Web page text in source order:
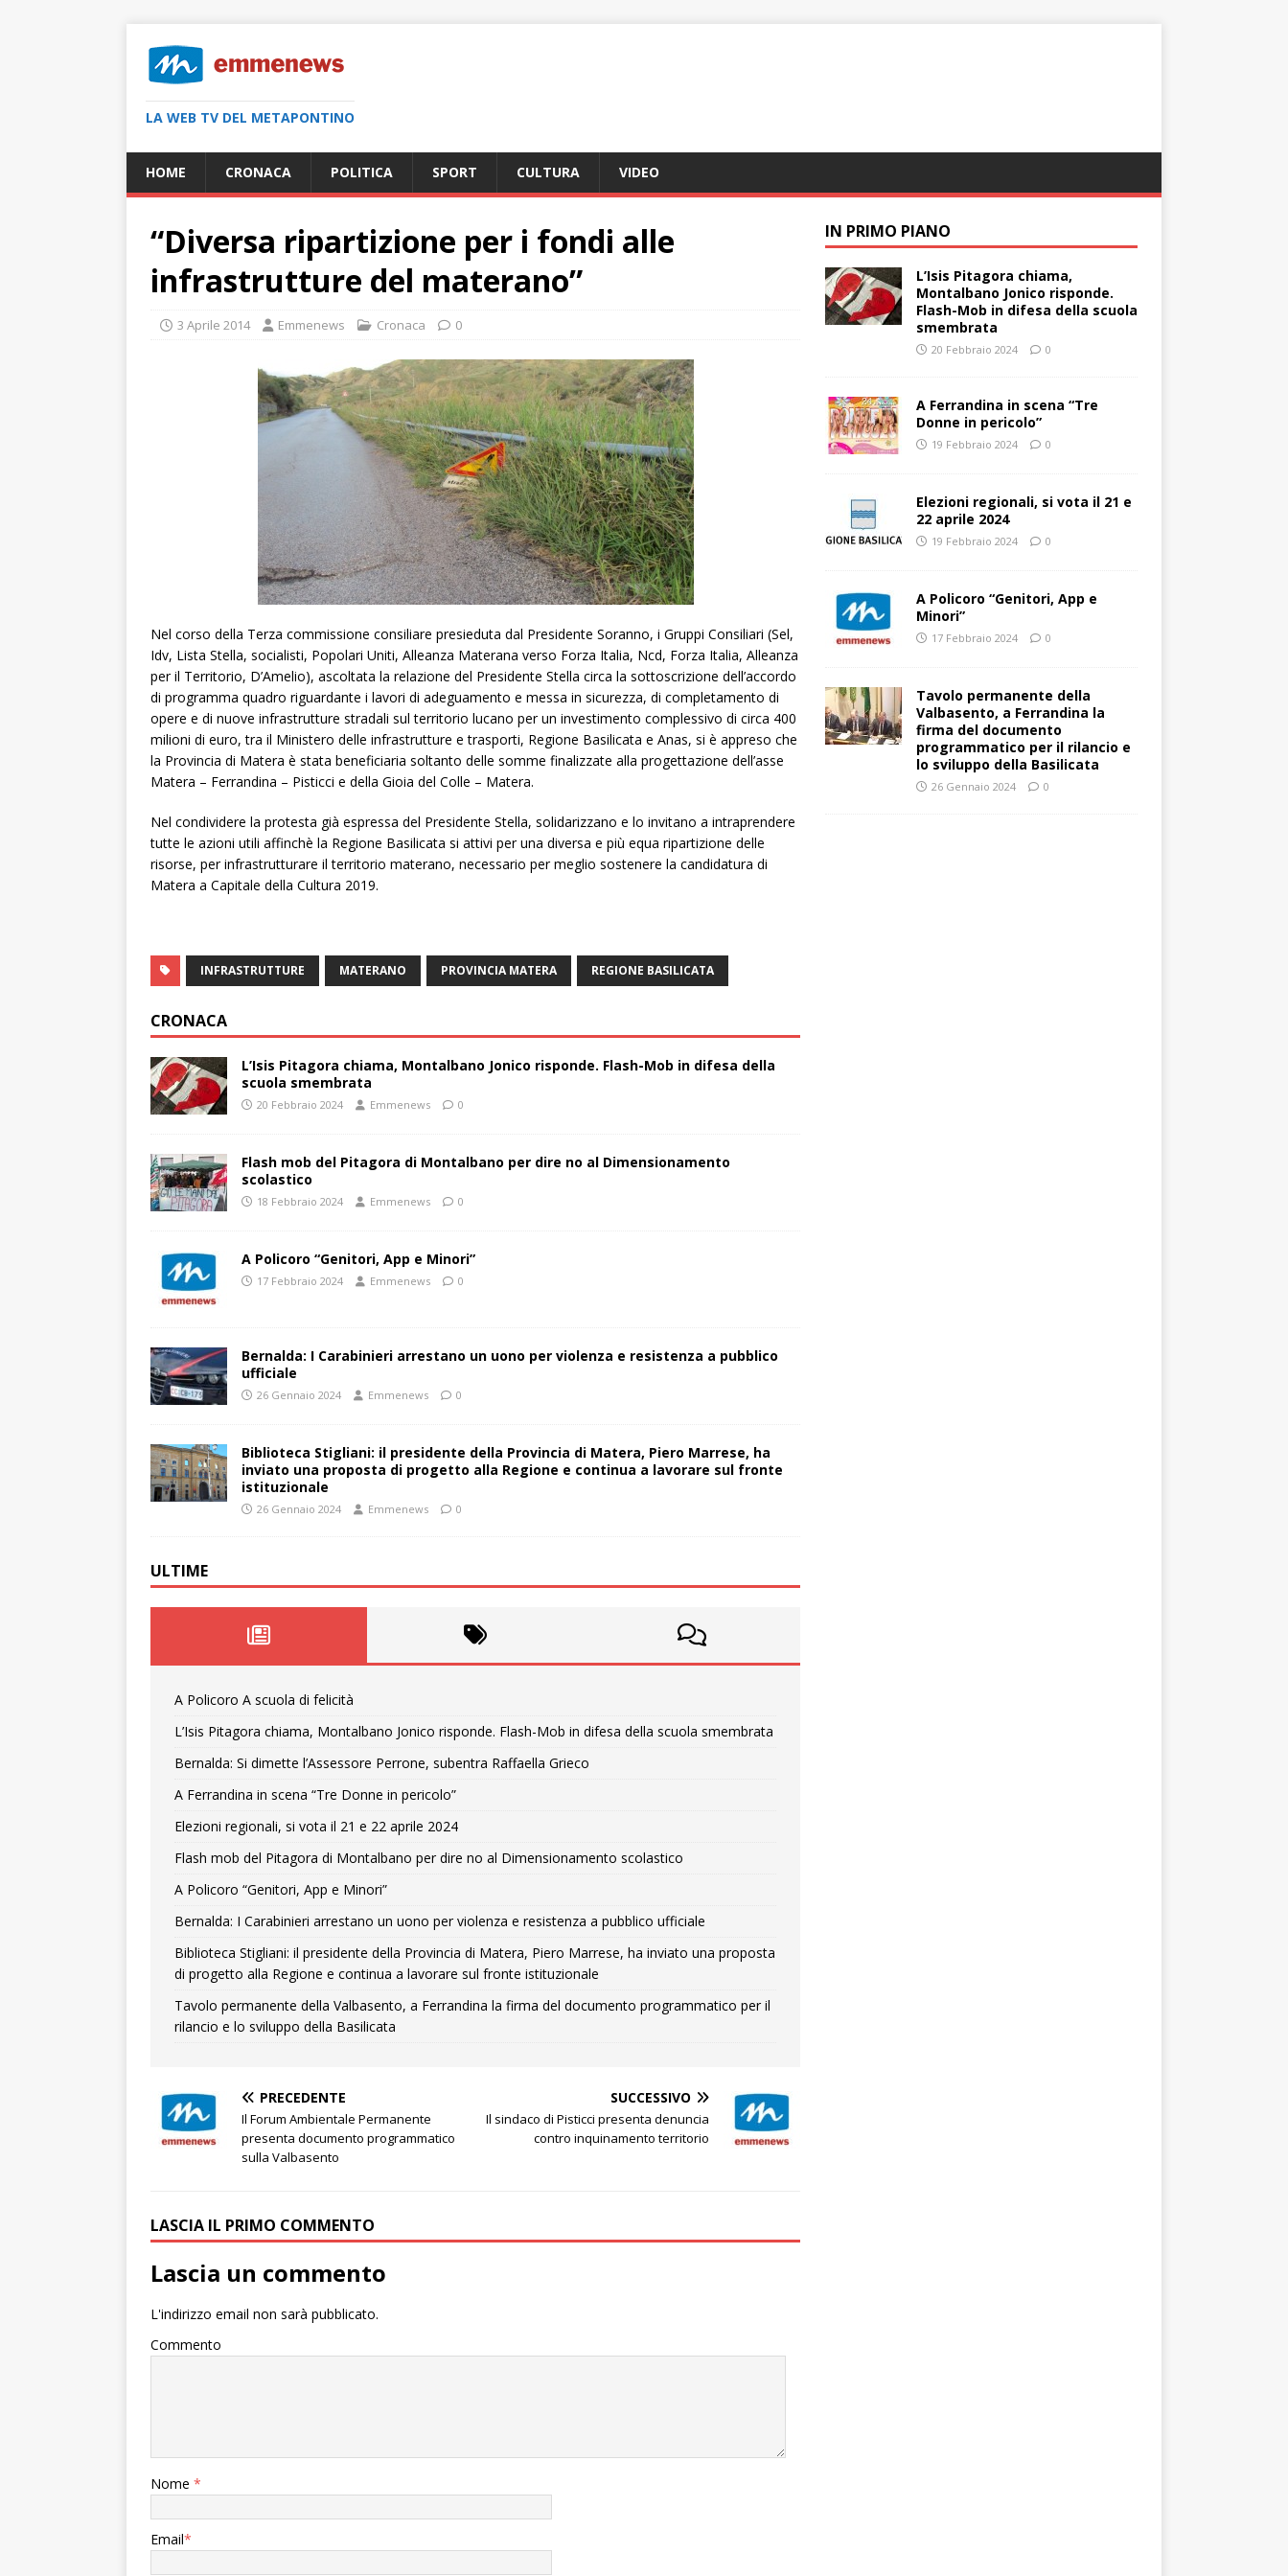
LA WEB TV DEL METAPONTINO
HOME CRONACA POLITICA SPORT CULTURA VIDEO
“Diversa ripartizione per i fondi alle
infrastrutture del materano”
3 Aprile 2014 Emmenews Cronaca 0
Nel corso della Terza commissione consiliare presieduta dal Presidente Soranno, i Gruppi Consiliari (Sel,
Idv, Lista Stella, socialisti, Popolari Uniti, Alleanza Materana verso Forza Italia, Ncd, Forza Italia, Alleanza
per il Territorio, D’Amelio), ascoltata la relazione del Presidente Stella circa la sottoscrizione dell’accordo
di programma quadro riguardante i lavori di adeguamento e messa in sicurezza, di completamento di
opere e di nuove infrastrutture stradali sul territorio lucano per un investimento complessivo di circa 400
milioni di euro, tra il Ministero delle infrastrutture e trasporti, Regione Basilicata e Anas, si è appreso che
la Provincia di Matera è stata beneficiaria soltanto delle somme finalizzate alla progettazione dell’asse
Matera – Ferrandina – Pisticci e della Gioia del Colle – Matera.
Nel condividere la protesta già espressa del Presidente Stella, solidarizzano e lo invitano a intraprendere
tutte le azioni utili affinchè la Regione Basilicata si attivi per una diversa e più equa ripartizione delle
risorse, per infrastrutturare il territorio materano, necessario per meglio sostenere la candidatura di
Matera a Capitale della Cultura 2019.
INFRASTRUTTURE MATERANO PROVINCIA MATERA REGIONE BASILICATA
CRONACA
L’Isis Pitagora chiama, Montalbano Jonico risponde. Flash-Mob in difesa della
scuola smembrata
20 Febbraio 2024 Emmenews 0
Flash mob del Pitagora di Montalbano per dire no al Dimensionamento
scolastico
18 Febbraio 2024 Emmenews 0
A Policoro “Genitori, App e Minori”
17 Febbraio 2024 Emmenews 0
Bernalda: I Carabinieri arrestano un uono per violenza e resistenza a pubblico
ufficiale
26 Gennaio 2024 Emmenews 0
Biblioteca Stigliani: il presidente della Provincia di Matera, Piero Marrese, ha
inviato una proposta di progetto alla Regione e continua a lavorare sul fronte
istituzionale
26 Gennaio 2024 Emmenews 0
ULTIME
A Policoro A scuola di felicità
L’Isis Pitagora chiama, Montalbano Jonico risponde. Flash-Mob in difesa della scuola smembrata
Bernalda: Si dimette l’Assessore Perrone, subentra Raffaella Grieco
A Ferrandina in scena “Tre Donne in pericolo”
Elezioni regionali, si vota il 21 e 22 aprile 2024
Flash mob del Pitagora di Montalbano per dire no al Dimensionamento scolastico
A Policoro “Genitori, App e Minori”
Bernalda: I Carabinieri arrestano un uono per violenza e resistenza a pubblico ufficiale
Biblioteca Stigliani: il presidente della Provincia di Matera, Piero Marrese, ha inviato una proposta
di progetto alla Regione e continua a lavorare sul fronte istituzionale
Tavolo permanente della Valbasento, a Ferrandina la firma del documento programmatico per il
rilancio e lo sviluppo della Basilicata
PRECEDENTE
Il Forum Ambientale Permanente
presenta documento programmatico
sulla Valbasento
SUCCESSIVO
Il sindaco di Pisticci presenta denuncia
contro inquinamento territorio
LASCIA IL PRIMO COMMENTO
Lascia un commento
L'indirizzo email non sarà pubblicato.
Commento
Nome *
Email*
IN PRIMO PIANO
L’Isis Pitagora chiama,
Montalbano Jonico risponde.
Flash-Mob in difesa della scuola
smembrata
20 Febbraio 2024 0
A Ferrandina in scena “Tre
Donne in pericolo”
19 Febbraio 2024 0
Elezioni regionali, si vota il 21 e
22 aprile 2024
19 Febbraio 2024 0
A Policoro “Genitori, App e
Minori”
17 Febbraio 2024 0
Tavolo permanente della
Valbasento, a Ferrandina la
firma del documento
programmatico per il rilancio e
lo sviluppo della Basilicata
26 Gennaio 2024 0